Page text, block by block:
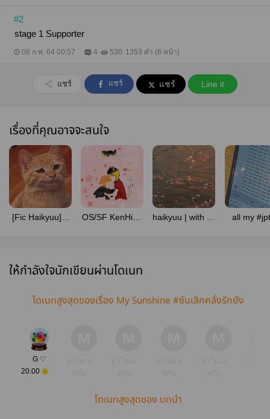
#2
stage 1 Supporter
08 ก.พ. 64 00:57 4 530 1353 คำ (6 หน้า)
แชร์ แชร์ แชร์ Line it
เรื่องที่คุณอาจจะสนใจ
[Fic Haikyuu] อู่
OS/SF KenHina
haikyuu | with all
all my
ให้กำลังใจนักเขียนผ่านโดเนท
โดเนทสูงสุดของเรื่อง My Sunshine #ซันเลิกคลั่งรักยัง
G ♡
20.00
โดเนทสูงสุดของ บทนำ